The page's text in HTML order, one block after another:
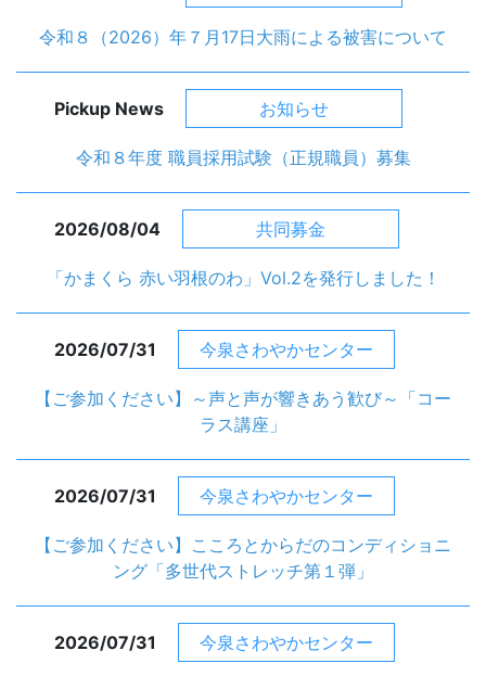
令和８（2026）年７月17日大雨による被害について
Pickup News お知らせ
令和８年度 職員採用試験（正規職員）募集
2026/08/04 共同募金
「かまくら 赤い羽根のわ」Vol.2を発行しました！
2026/07/31 今泉さわやかセンター
【ご参加ください】～声と声が響きあう歓び～「コー
ラス講座」
2026/07/31 今泉さわやかセンター
【ご参加ください】こころとからだのコンディショニ
ング「多世代ストレッチ第１弾」
2026/07/31 今泉さわやかセンター